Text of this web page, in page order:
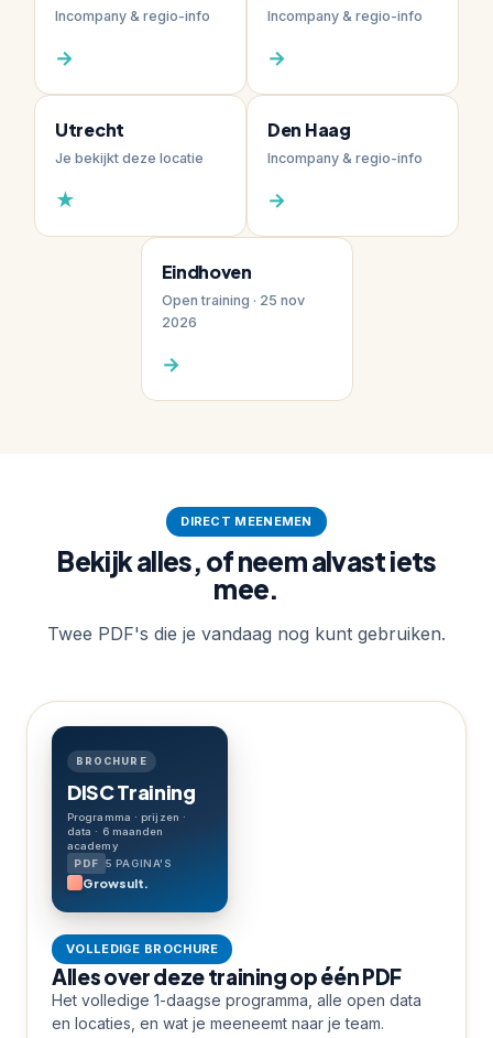
Incompany & regio-info
→
Incompany & regio-info
→
Utrecht
Je bekijkt deze locatie
★
Den Haag
Incompany & regio-info
→
Eindhoven
Open training · 25 nov
2026
→
DIRECT MEENEMEN
Bekijk alles, of neem alvast iets
mee.
Twee PDF's die je vandaag nog kunt gebruiken.
BROCHURE
DISC Training
Programma · prijzen ·
data · 6 maanden
academy
5 PAGINA'S
Growsult.
VOLLEDIGE BROCHURE
Alles over deze training op één PDF
Het volledige 1-daagse programma, alle open data
en locaties, en wat je meeneemt naar je team.